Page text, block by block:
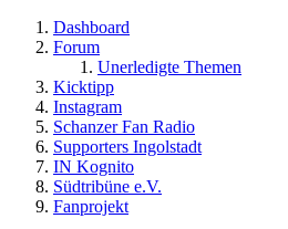
Dashboard
Forum
Unerledigte Themen
Kicktipp
Instagram
Schanzer Fan Radio
Supporters Ingolstadt
IN Kognito
Südtribüne e.V.
Fanprojekt